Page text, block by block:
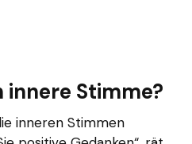
innere Stimme?
inneren Stimmen